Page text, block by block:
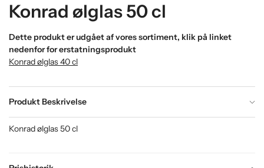
Konrad ølglas 50 cl
Dette produkt er udgået af vores sortiment, klik på linket
nedenfor for erstatningsprodukt
Konrad ølglas 40 cl
Produkt Beskrivelse
Konrad ølglas 50 cl